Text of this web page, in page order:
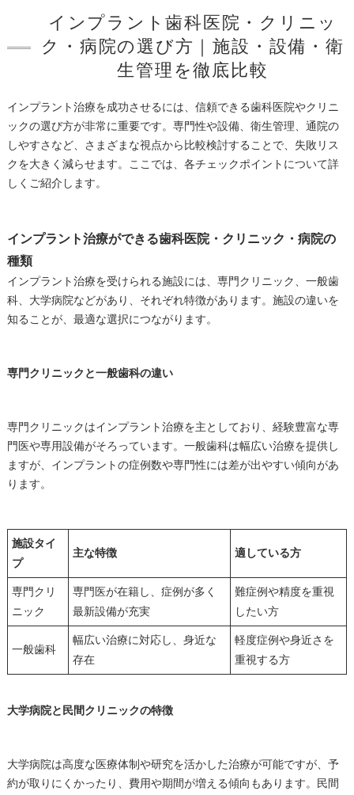
インプラント歯科医院・クリニッ
ク・病院の選び方｜施設・設備・衛
生管理を徹底比較
インプラント治療を成功させるには、信頼できる歯科医院やクリニ
ックの選び方が非常に重要です。専門性や設備、衛生管理、通院の
しやすさなど、さまざまな視点から比較検討することで、失敗リス
クを大きく減らせます。ここでは、各チェックポイントについて詳
しくご紹介します。
インプラント治療ができる歯科医院・クリニック・病院の
種類
インプラント治療を受けられる施設には、専門クリニック、一般歯
科、大学病院などがあり、それぞれ特徴があります。施設の違いを
知ることが、最適な選択につながります。
専門クリニックと一般歯科の違い
専門クリニックはインプラント治療を主としており、経験豊富な専
門医や専用設備がそろっています。一般歯科は幅広い治療を提供し
ますが、インプラントの症例数や専門性には差が出やすい傾向があ
ります。
施設タイ
プ
主な特徴 適している方
専門クリ
ニック
専門医が在籍し、症例が多く
最新設備が充実
難症例や精度を重視
したい方
一般歯科
幅広い治療に対応し、身近な
存在
軽度症例や身近さを
重視する方
大学病院と民間クリニックの特徴
大学病院は高度な医療体制や研究を活かした治療が可能ですが、予
約が取りにくかったり、費用や期間が増える傾向もあります。民間